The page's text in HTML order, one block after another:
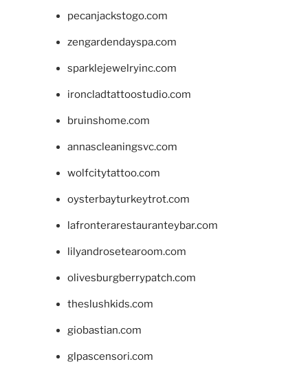
pecanjackstogo.com
zengardendayspa.com
sparklejewelryinc.com
ironcladtattoostudio.com
bruinshome.com
annascleaningsvc.com
wolfcitytattoo.com
oysterbayturkeytrot.com
lafronterarestauranteybar.com
lilyandrosetearoom.com
olivesburgberrypatch.com
theslushkids.com
giobastian.com
glpascensori.com